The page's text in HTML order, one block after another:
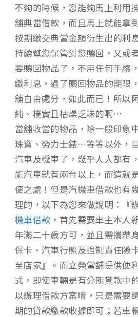
不夠的時候，您能夠馬上利用
舖典當借款，而且馬上就能拿
按期繳交典當金額衍生出的利
持續幫您保管到您贖回，又或
要贖回物品了，不用任何手續
繳利息，過了贖回物品的期限
舖自由處分，如此而已！所以
純、樸實且枯燥乏味的啊…
當舖收當的物品，除一般印象
珠寶、勞力士錶…等等以外，
汽車及機車了，幾乎人人都有
能汽車就有兩台以上，而這就
便之處！但是汽機車借款也有
理的，以下為您來做說明：『
機車借款 ，首先需要車主本人
年滿二十歲方可，並且需攜帶
保卡、汽車行照及強制責任險
至店家』。而立榮當舖提供便
式，即使車輛是有分期貸款中
以辦理借款方案唷，只是需要
期的貸款繳款收據即可；若車